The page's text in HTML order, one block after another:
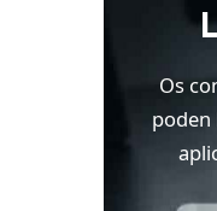
Os
poden